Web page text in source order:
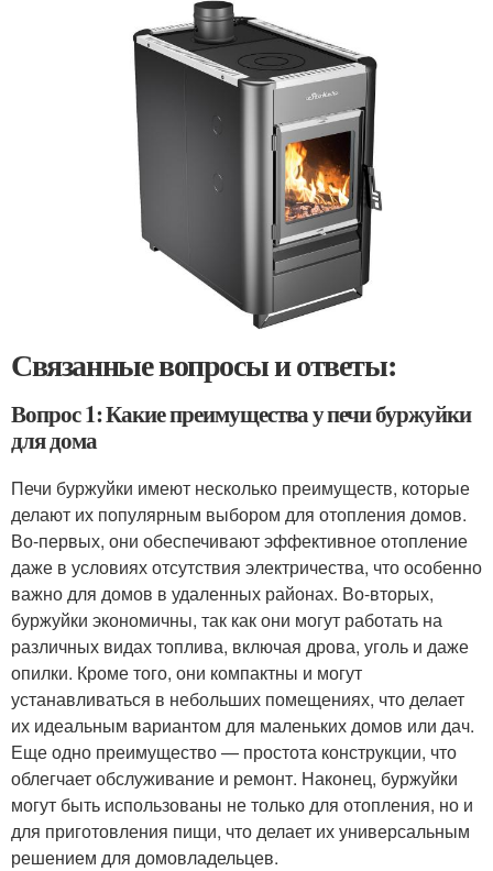
Связанные вопросы и ответы:
Вопрос 1: Какие преимущества у печи буржуйки
для дома
Печи буржуйки имеют несколько преимуществ, которые
делают их популярным выбором для отопления домов.
Во-первых, они обеспечивают эффективное отопление
даже в условиях отсутствия электричества, что особенно
важно для домов в удаленных районах. Во-вторых,
буржуйки экономичны, так как они могут работать на
различных видах топлива, включая дрова, уголь и даже
опилки. Кроме того, они компактны и могут
устанавливаться в небольших помещениях, что делает
их идеальным вариантом для маленьких домов или дач.
Еще одно преимущество — простота конструкции, что
облегчает обслуживание и ремонт. Наконец, буржуйки
могут быть использованы не только для отопления, но и
для приготовления пищи, что делает их универсальным
решением для домовладельцев.